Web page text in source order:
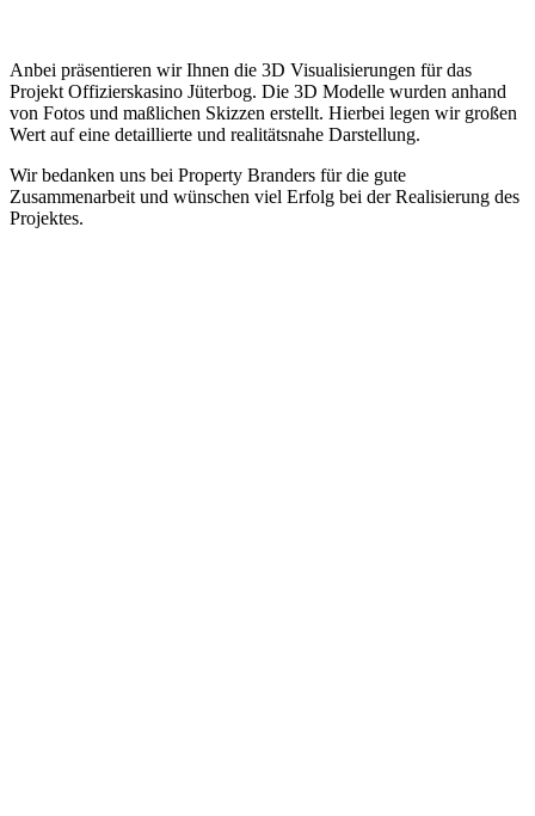
Anbei präsentieren wir Ihnen die 3D Visualisierungen für das
Projekt Offizierskasino Jüterbog. Die 3D Modelle wurden anhand
von Fotos und maßlichen Skizzen erstellt. Hierbei legen wir großen
Wert auf eine detaillierte und realitätsnahe Darstellung.
Wir bedanken uns bei Property Branders für die gute
Zusammenarbeit und wünschen viel Erfolg bei der Realisierung des
Projektes.